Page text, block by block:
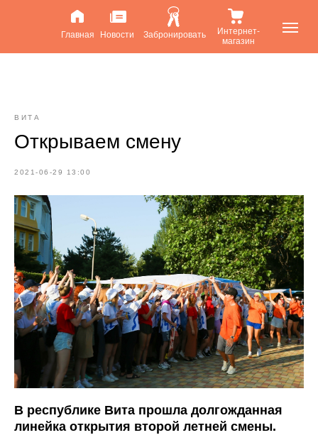
Главная Новости Забронировать
Интернет-
магазин
ВИТА
Открываем смену
2021-06-29 13:00
В республике Вита прошла долгожданная
линейка открытия второй летней смены.